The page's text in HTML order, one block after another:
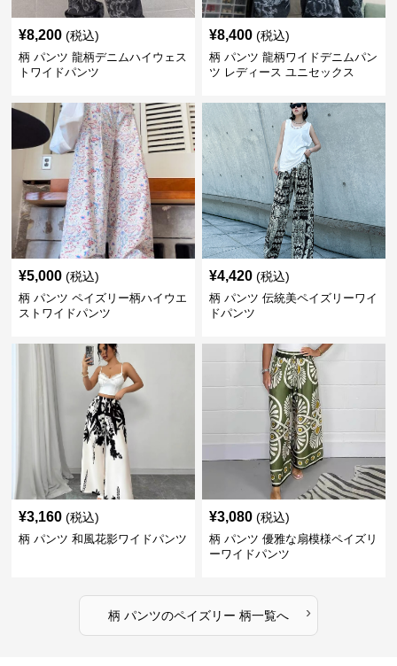
¥8,200 (税込)
柄 パンツ 龍柄デニムハイウェス
トワイドパンツ
¥8,400 (税込)
柄 パンツ 龍柄ワイドデニムパン
ツ レディース ユニセックス
¥5,000 (税込)
柄 パンツ ペイズリー柄ハイウエ
ストワイドパンツ
¥4,420 (税込)
柄 パンツ 伝統美ペイズリーワイ
ドパンツ
¥3,160 (税込)
柄 パンツ 和風花影ワイドパンツ
¥3,080 (税込)
柄 パンツ 優雅な扇模様ペイズリ
ーワイドパンツ
柄 パンツのペイズリー 柄一覧へ ›